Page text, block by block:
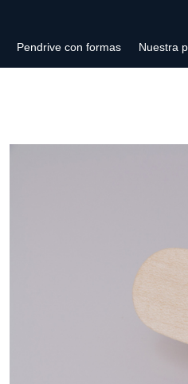
Pendrive con formas Nuestra